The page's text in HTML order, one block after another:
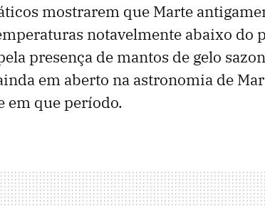
mostrarem que Marte
notavelmente abaixo do
presença de mantos de gelo
em aberto na astronomia de
em que período.